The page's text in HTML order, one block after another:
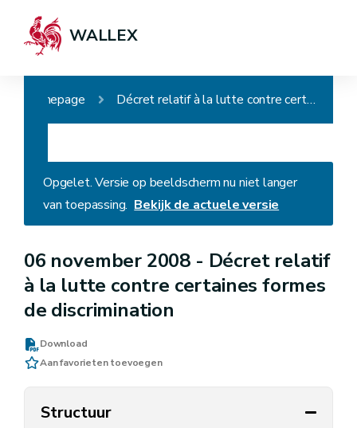
WALLEX
Homepage Décret relatif à la lutte contre certaines formes de discrimination
Opgelet. Versie op beeldscherm nu niet langer
van toepassing. Bekijk de actuele versie
06 november 2008 - Décret relatif
à la lutte contre certaines formes
de discrimination
Download
Aan favorieten toevoegen
Structuur